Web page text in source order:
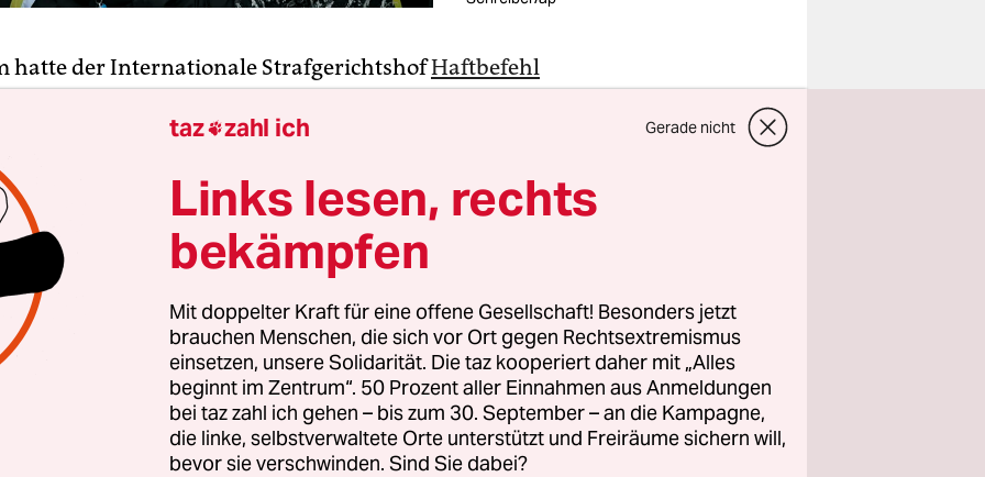
hatte der Internationale StrafgerichtshofHaftbefehl
sich Chinas KP-Chef Xi Jinping auf nach Moskau zum
Mit Chinas Unterstützung für Putin wird die
Gemeinschaft erst recht keine Chance haben, den
umzusetzen. Es wäre ohnehin eine Weltpremiere,
wohl lange warten müssen.
Putin drohen die Richter. Auchgegen den Ex-
der USA, Donald Trump, steht vermutlich ein baldiges
. Ein gefundenes Fressen für die KP-Propaganda. China
das westliche Modell, darunter unabhängige Justiz,
kenne eine bessere Demokratie, bei der das Volk von
taz zahl ich Gerade nicht
Links lesen, rechts
bekämpfen
Mit doppelter Kraft für eine offene Gesellschaft! Besonders jetzt
brauchen Menschen, die sich vor Ort gegen Rechtsextremismus
einsetzen, unsere Solidarität. Die taz kooperiert daher mit „Alles
beginnt im Zentrum“. 50 Prozent aller Einnahmen aus Anmeldungen
bei taz zahl ich gehen – bis zum 30. September – an die Kampagne,
die linke, selbstverwaltete Orte unterstützt und Freiräume sichern will,
bevor sie verschwinden. Sind Sie dabei?